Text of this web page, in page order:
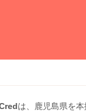
は、鹿児島県を